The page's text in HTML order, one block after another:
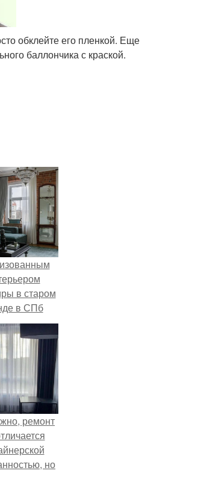
обклейте его пленкой. Еще
баллончика с краской.
в старом
в СПб
ремонт
но